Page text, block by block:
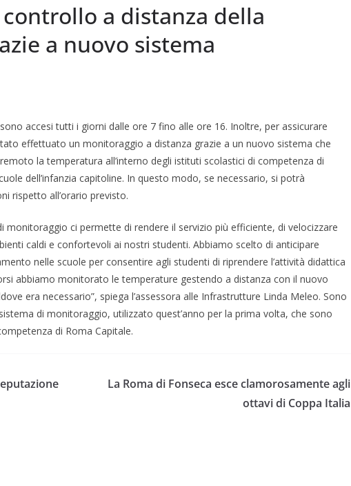
controllo a distanza della
a nuovo sistema
accesi tutti i giorni dalle ore 7 fino alle ore 16. Inoltre, per assicurare
effettuato un monitoraggio a distanza grazie a un nuovo sistema che
la temperatura all’interno degli istituti scolastici di competenza di
dell’infanzia capitoline. In questo modo, se necessario, si potrà
rispetto all’orario previsto.
monitoraggio ci permette di rendere il servizio più efficiente, di velocizzare
caldi e confortevoli ai nostri studenti. Abbiamo scelto di anticipare
nelle scuole per consentire agli studenti di riprendere l’attività didattica
abbiamo monitorato le temperature gestendo a distanza con il nuovo
era necessario”, spiega l’assessora alle Infrastrutture Linda Meleo. Sono
di monitoraggio, utilizzato quest’anno per la prima volta, che sono
di Roma Capitale.
La Roma di Fonseca esce clamorosamente agli
ottavi di Coppa Italia